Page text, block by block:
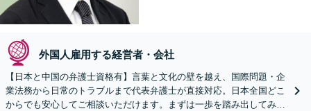
外国人雇用する経営者・会社
【日本と中国の弁護士資格有】言葉と文化の壁を越え、国際問題・企
業法務から日常のトラブルまで代表弁護士が直接対応。日本全国どこ
からでも安心してご相談いただけます。まずは一歩を踏み出してみま